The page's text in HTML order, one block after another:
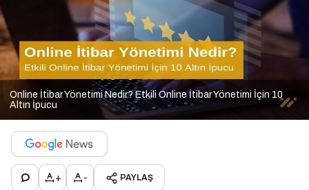
Online İtibar Yönetimi Nedir? Etkili Online İtibar Yönetimi İçin 10
Altın İpucu
+ - PAYLAŞ